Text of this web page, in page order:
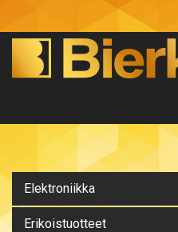
Elektroniikka
Erikoistuotteet